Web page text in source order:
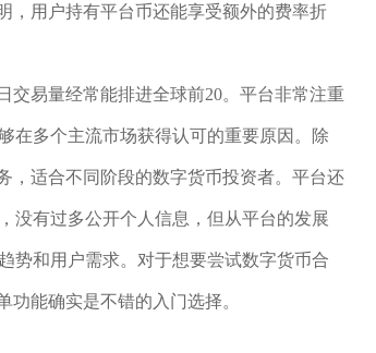
，用户持有平台币还能享受额外的费率折
交易量经常能排进全球前20。平台非常注重
在多个主流市场获得认可的重要原因。除
，适合不同阶段的数字货币投资者。平台还
没有过多公开个人信息，但从平台的发展
势和用户需求。对于想要尝试数字货币合
功能确实是不错的入门选择。